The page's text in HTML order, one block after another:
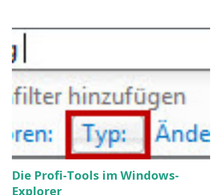
Angstzuständen ihrer Mitglieder. Dafür könnte es Gründe
geben, die weitgehend noch im Dunkeln zu liegen scheinen.
Die Profi-Tools im Windows-
Explorer